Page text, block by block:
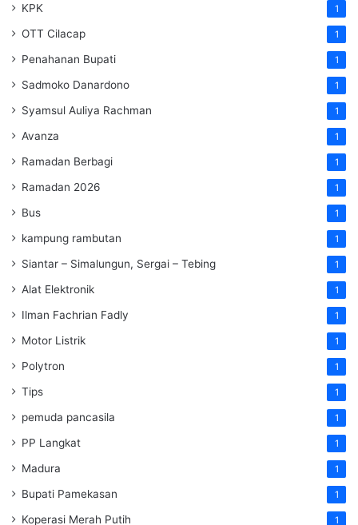
KPK 1
OTT Cilacap 1
Penahanan Bupati 1
Sadmoko Danardono 1
Syamsul Auliya Rachman 1
Avanza 1
Ramadan Berbagi 1
Ramadan 2026 1
Bus 1
kampung rambutan 1
Siantar – Simalungun, Sergai – Tebing 1
Alat Elektronik 1
Ilman Fachrian Fadly 1
Motor Listrik 1
Polytron 1
Tips 1
pemuda pancasila 1
PP Langkat 1
Madura 1
Bupati Pamekasan 1
Koperasi Merah Putih 1